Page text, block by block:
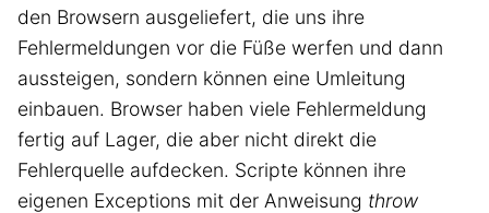
den Browsern ausgeliefert, die uns ihre
Fehlermeldungen vor die Füße werfen und dann
aussteigen, sondern können eine Umleitung
einbauen. Browser haben viele Fehlermeldung
fertig auf Lager, die aber nicht direkt die
Fehlerquelle aufdecken. Scripte können ihre
eigenen Exceptions mit der Anweisung throw